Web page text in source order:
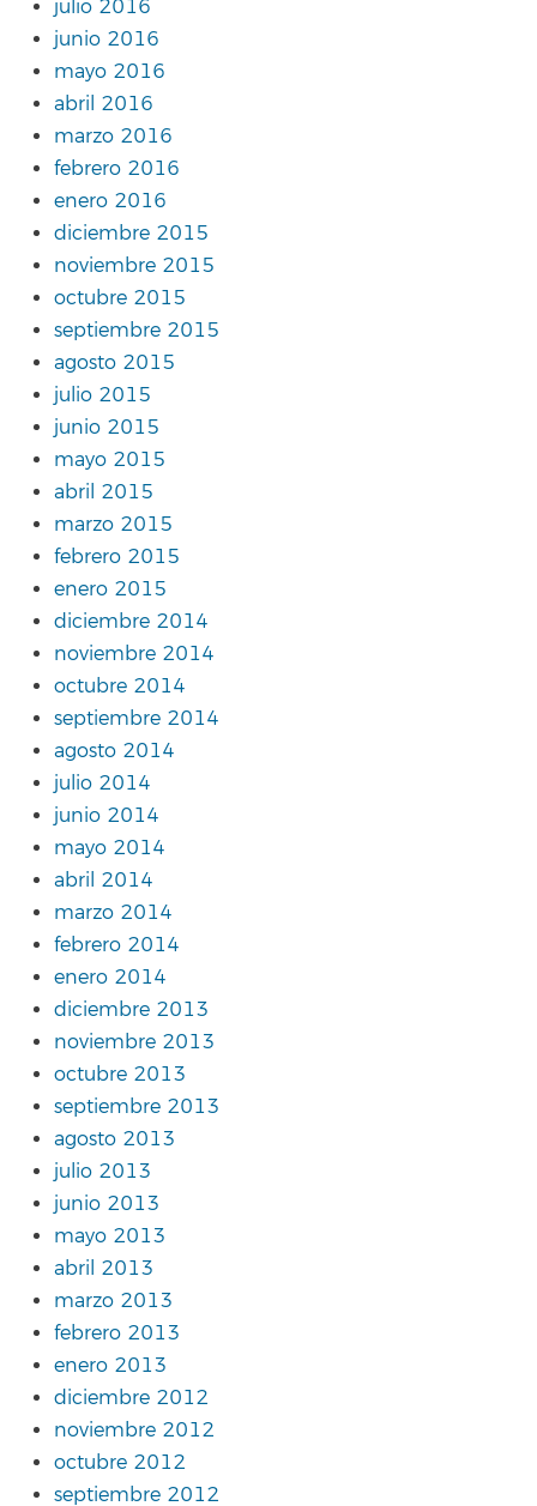
julio 2016
junio 2016
mayo 2016
abril 2016
marzo 2016
febrero 2016
enero 2016
diciembre 2015
noviembre 2015
octubre 2015
septiembre 2015
agosto 2015
julio 2015
junio 2015
mayo 2015
abril 2015
marzo 2015
febrero 2015
enero 2015
diciembre 2014
noviembre 2014
octubre 2014
septiembre 2014
agosto 2014
julio 2014
junio 2014
mayo 2014
abril 2014
marzo 2014
febrero 2014
enero 2014
diciembre 2013
noviembre 2013
octubre 2013
septiembre 2013
agosto 2013
julio 2013
junio 2013
mayo 2013
abril 2013
marzo 2013
febrero 2013
enero 2013
diciembre 2012
noviembre 2012
octubre 2012
septiembre 2012